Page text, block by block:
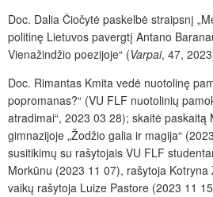
Doc. Dalia Čiočytė paskelbė straipsnį
politinę Lietuvos pavergtį Antano
Vienažindžio poezijoje“ (Varpai, 47,
Doc. Rimantas Kmita vedė nuotolinę
popromanas?“ (VU FLF nuotolinių
atradimai“, 2023 03 28); skaitė paskaitą
gimnazijoje „Žodžio galia ir magija“
susitikimų su rašytojais VU FLF
Morkūnu (2023 11 07), rašytoja
vaikų rašytoja Luize Pastore (2023 11